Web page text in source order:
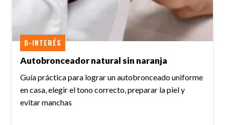
Autobronceador natural sin naranja
D-INTERÉS
Guía práctica para lograr un autobronceado uniforme
en casa, elegir el tono correcto, preparar la piel y
evitar manchas